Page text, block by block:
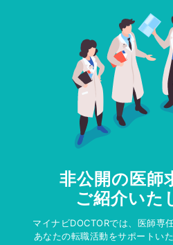
非公開の医師
ご紹介いた
マイナビDOCTORでは、医師専
あなたの転職活動をサポートい